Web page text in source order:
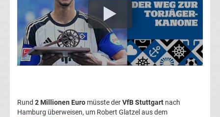
Berlin
Transfergerüchte
1.
Mainz
Rund 2 Millionen Euro müsste derVfB Stuttgart nach
Hamburg überweisen, um Robert Glatzel aus dem